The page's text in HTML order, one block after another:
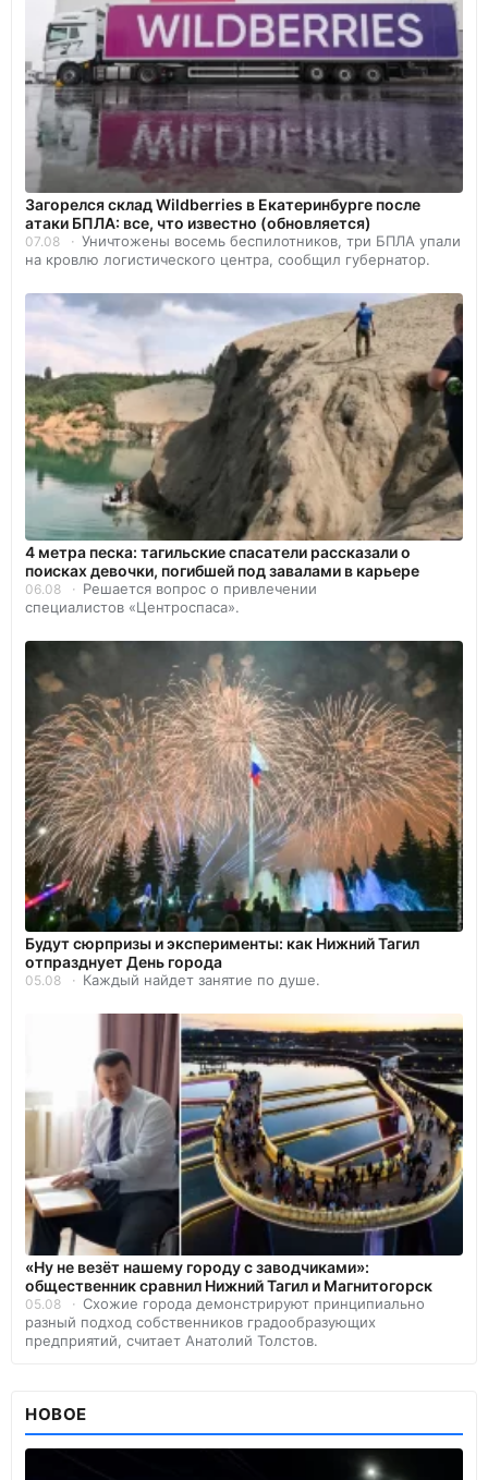
Загорелся склад Wildberries в Екатеринбурге после
атаки БПЛА: все, что известно (обновляется)
07.08
Уничтожены восемь беспилотников, три БПЛА упали
на кровлю логистического центра, сообщил губернатор.
4 метра песка: тагильские спасатели рассказали о
поисках девочки, погибшей под завалами в карьере
06.08
Решается вопрос о привлечении
специалистов «Центроспаса».
Будут сюрпризы и эксперименты: как Нижний Тагил
отпразднует День города
05.08 Каждый найдет занятие по душе.
«Ну не везёт нашему городу с заводчиками»:
общественник сравнил Нижний Тагил и Магнитогорск
05.08
Схожие города демонстрируют принципиально
разный подход собственников градообразующих
предприятий, считает Анатолий Толстов.
НОВОЕ